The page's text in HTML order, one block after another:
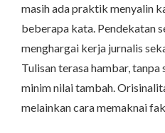
masih ada praktik menyalin
beberapa kata. Pendekatan
menghargai kerja jurnalis
Tulisan terasa hambar, tanpa
minim nilai tambah.
melainkan cara memaknai